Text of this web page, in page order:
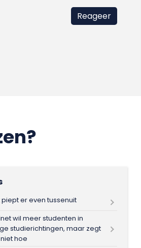
piept er even tussenuit
wil meer studenten in
studierichtingen, maar zegt
hoe